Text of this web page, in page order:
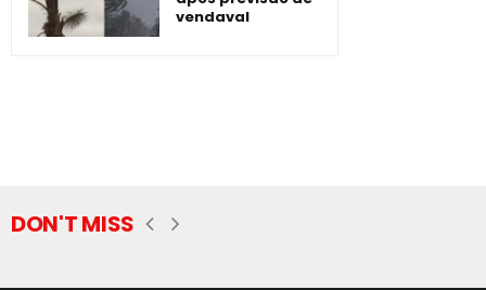
vendaval
DON'T MISS